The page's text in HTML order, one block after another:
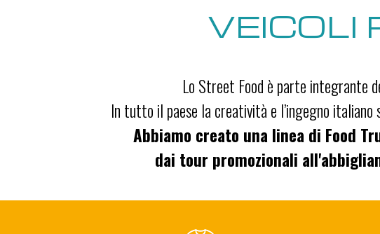
VEICOLI
Lo Street Food è parte integrante
In tutto il paese la creatività e l’ingegno
Abbiamo creato una linea di Food
dai tour promozionali